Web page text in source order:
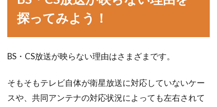
探ってみよう！
BS・CS放送が映らない理由はさまざまです。
そもそもテレビ自体が衛星放送に対応していないケー
スや、共同アンテナの対応状況によっても左右されて